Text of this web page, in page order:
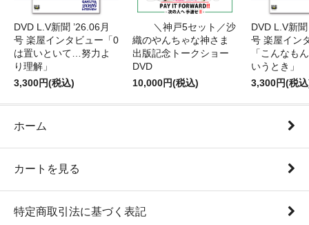
DVD L.V新聞 ’26.06月
号 楽屋インタビュー「0
は置いといて…努力よ
り理解」
3,300円(税込)
＼神戸5セット／沙
織のやんちゃな神さま
出版記念トークショー
DVD
10,000円(税込)
DVD L.V新
号 楽屋イン
「こんなも
いうとき」
3,300円(税
ホーム
カートを見る
特定商取引法に基づく表記